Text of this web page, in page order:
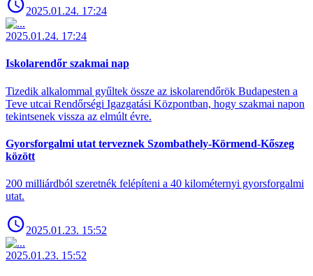
2025.01.24. 17:24
2025.01.24. 17:24
Iskolarendőr szakmai nap
Tizedik alkalommal gyűltek össze az iskolarendőrök Budapesten a
Teve utcai Rendőrségi Igazgatási Központban, hogy szakmai napon
tekintsenek vissza az elmúlt évre.
Gyorsforgalmi utat terveznek Szombathely-Körmend-Kőszeg
között
200 milliárdból szeretnék felépíteni a 40 kilométernyi gyorsforgalmi
utat.
2025.01.23. 15:52
2025.01.23. 15:52